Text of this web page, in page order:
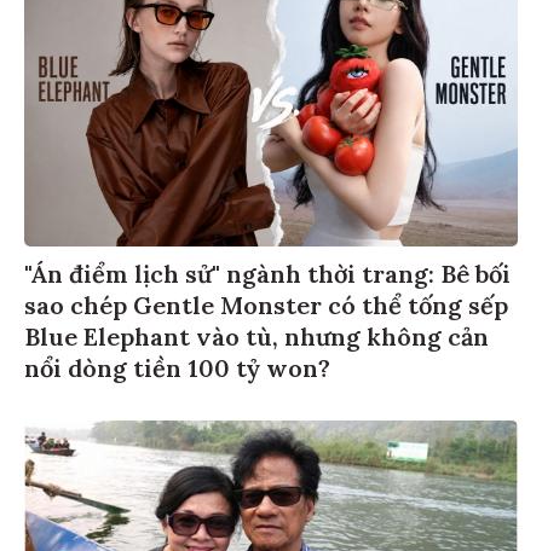
"Án điểm lịch sử" ngành thời trang: Bê bối
sao chép Gentle Monster có thể tống sếp
Blue Elephant vào tù, nhưng không cản
nổi dòng tiền 100 tỷ won?